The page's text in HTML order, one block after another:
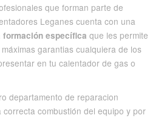
que forman parte de
Leganes cuenta con una
específica que les permite
garantias cualquiera de los
en tu calentador de gas o
departamento de reparacion
combustión del equipo y por